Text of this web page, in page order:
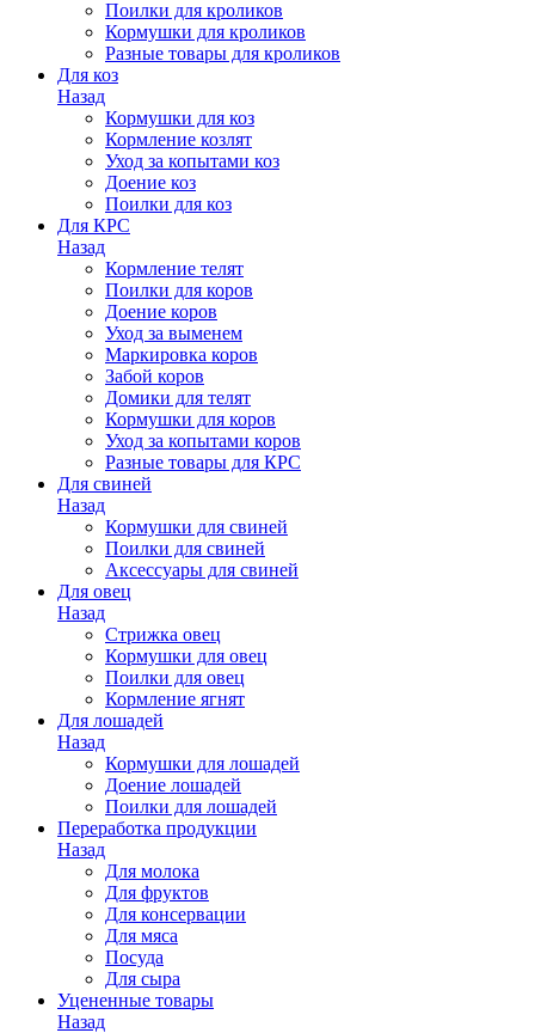
Поилки для кроликов
Кормушки для кроликов
Разные товары для кроликов
Для коз
Назад
Кормушки для коз
Кормление козлят
Уход за копытами коз
Доение коз
Поилки для коз
Для КРС
Назад
Кормление телят
Поилки для коров
Доение коров
Уход за выменем
Маркировка коров
Забой коров
Домики для телят
Кормушки для коров
Уход за копытами коров
Разные товары для КРС
Для свиней
Назад
Кормушки для свиней
Поилки для свиней
Аксессуары для свиней
Для овец
Назад
Стрижка овец
Кормушки для овец
Поилки для овец
Кормление ягнят
Для лошадей
Назад
Кормушки для лошадей
Доение лошадей
Поилки для лошадей
Переработка продукции
Назад
Для молока
Для фруктов
Для консервации
Для мяса
Посуда
Для сыра
Уцененные товары
Назад